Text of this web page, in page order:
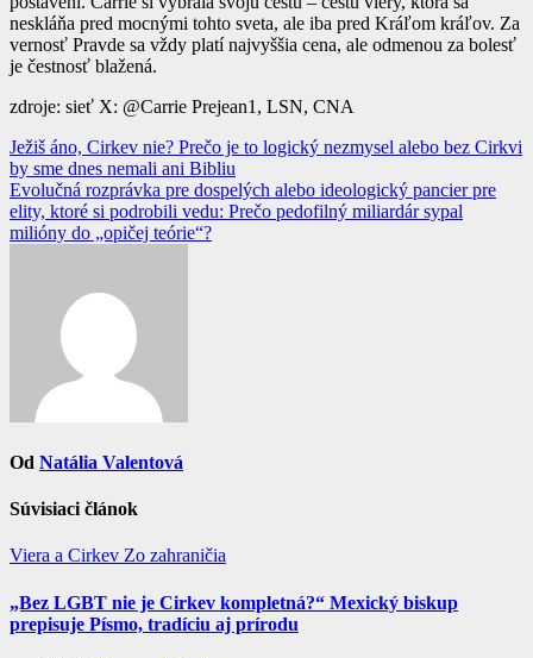
neskláňa pred mocnými tohto sveta, ale iba pred Kráľom kráľov. Za
vernosť Pravde sa vždy platí najvyššia cena, ale odmenou za bolesť
je čestnosť blažená.
zdroje: sieť X: @Carrie Prejean1, LSN, CNA
Navigácia
v
článku
Ježiš áno, Cirkev nie? Prečo je to logický nezmysel alebo bez Cirkvi
by sme dnes nemali ani Bibliu
Evolučná rozprávka pre dospelých alebo ideologický pancier pre
elity, ktoré si podrobili vedu: Prečo pedofilný miliardár sypal
milióny do „opičej teórie“?
Od Natália Valentová
Súvisiaci článok
Viera a Cirkev Zo zahraničia
„Bez LGBT nie je Cirkev kompletná?“ Mexický biskup
prepisuje Písmo, tradíciu aj prírodu